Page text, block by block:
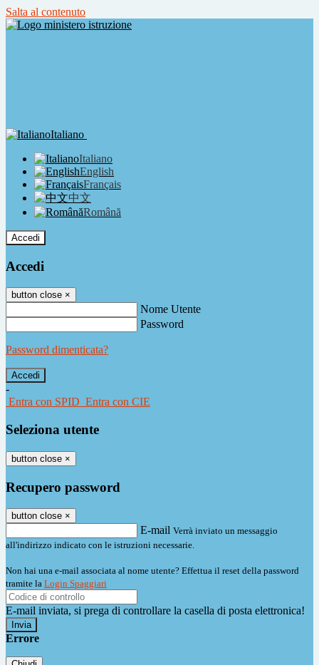
Salta al contenuto
Italiano
Italiano
English
Français
中文
Română
Accedi
Accedi
button close ×
Nome Utente
Password
Password dimenticata?
-
Entra con SPID Entra con CIE
Seleziona utente
button close ×
Recupero password
button close ×
E-mail Verrà inviato un messaggio
all'indirizzo indicato con le istruzioni necessarie.
Non hai una e-mail associata al nome utente? Effettua il reset della password
tramite la Login Spaggiari
E-mail inviata, si prega di controllare la casella di posta elettronica!
Errore